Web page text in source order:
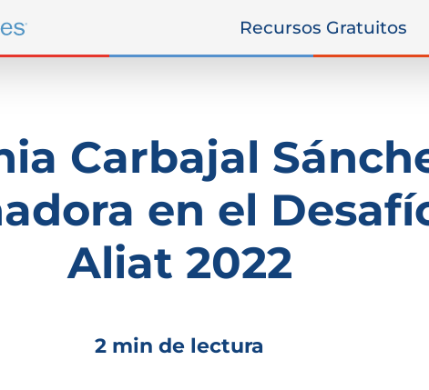
Recursos Gratuitos
Carbajal
en el
Aliat 2022
2 min de lectura